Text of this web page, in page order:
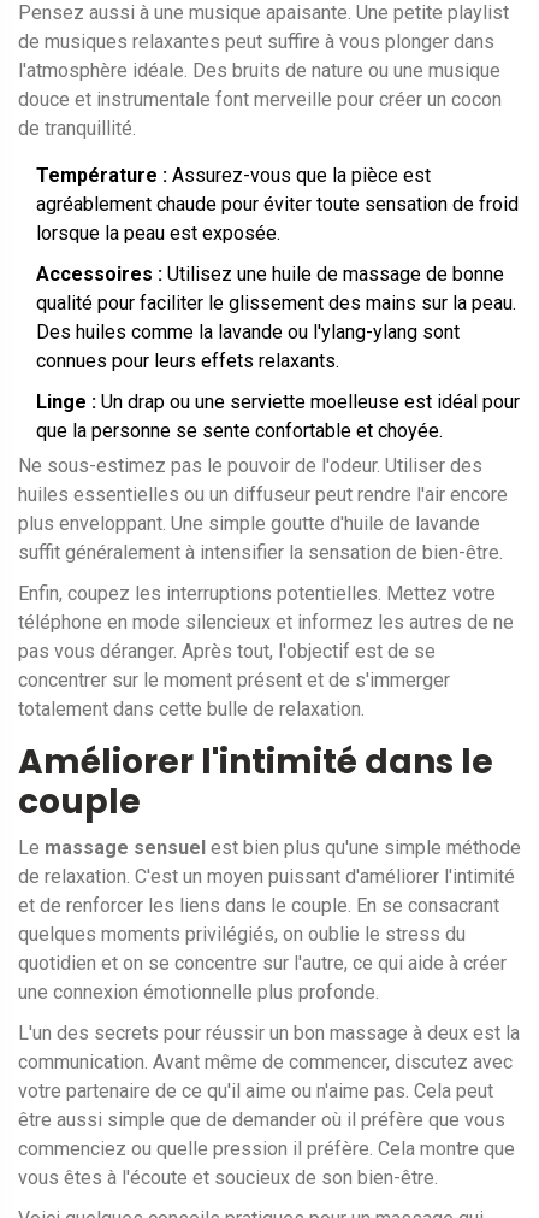
Pensez aussi à une musique apaisante. Une petite playlist
de musiques relaxantes peut suffire à vous plonger dans
l'atmosphère idéale. Des bruits de nature ou une musique
douce et instrumentale font merveille pour créer un cocon
de tranquillité.
Température : Assurez-vous que la pièce est
agréablement chaude pour éviter toute sensation de froid
lorsque la peau est exposée.
Accessoires : Utilisez une huile de massage de bonne
qualité pour faciliter le glissement des mains sur la peau.
Des huiles comme la lavande ou l'ylang-ylang sont
connues pour leurs effets relaxants.
Linge : Un drap ou une serviette moelleuse est idéal pour
que la personne se sente confortable et choyée.
Ne sous-estimez pas le pouvoir de l'odeur. Utiliser des
huiles essentielles ou un diffuseur peut rendre l'air encore
plus enveloppant. Une simple goutte d'huile de lavande
suffit généralement à intensifier la sensation de bien-être.
Enfin, coupez les interruptions potentielles. Mettez votre
téléphone en mode silencieux et informez les autres de ne
pas vous déranger. Après tout, l'objectif est de se
concentrer sur le moment présent et de s'immerger
totalement dans cette bulle de relaxation.
Améliorer l'intimité dans le
couple
Le massage sensuel est bien plus qu'une simple méthode
de relaxation. C'est un moyen puissant d'améliorer l'intimité
et de renforcer les liens dans le couple. En se consacrant
quelques moments privilégiés, on oublie le stress du
quotidien et on se concentre sur l'autre, ce qui aide à créer
une connexion émotionnelle plus profonde.
L'un des secrets pour réussir un bon massage à deux est la
communication. Avant même de commencer, discutez avec
votre partenaire de ce qu'il aime ou n'aime pas. Cela peut
être aussi simple que de demander où il préfère que vous
commenciez ou quelle pression il préfère. Cela montre que
vous êtes à l'écoute et soucieux de son bien-être.